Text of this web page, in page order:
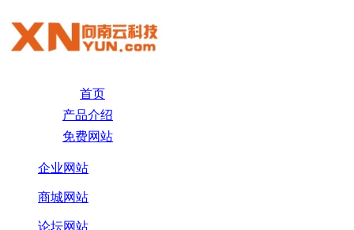
首页
产品介绍
免费网站
企业网站
商城网站
论坛网站